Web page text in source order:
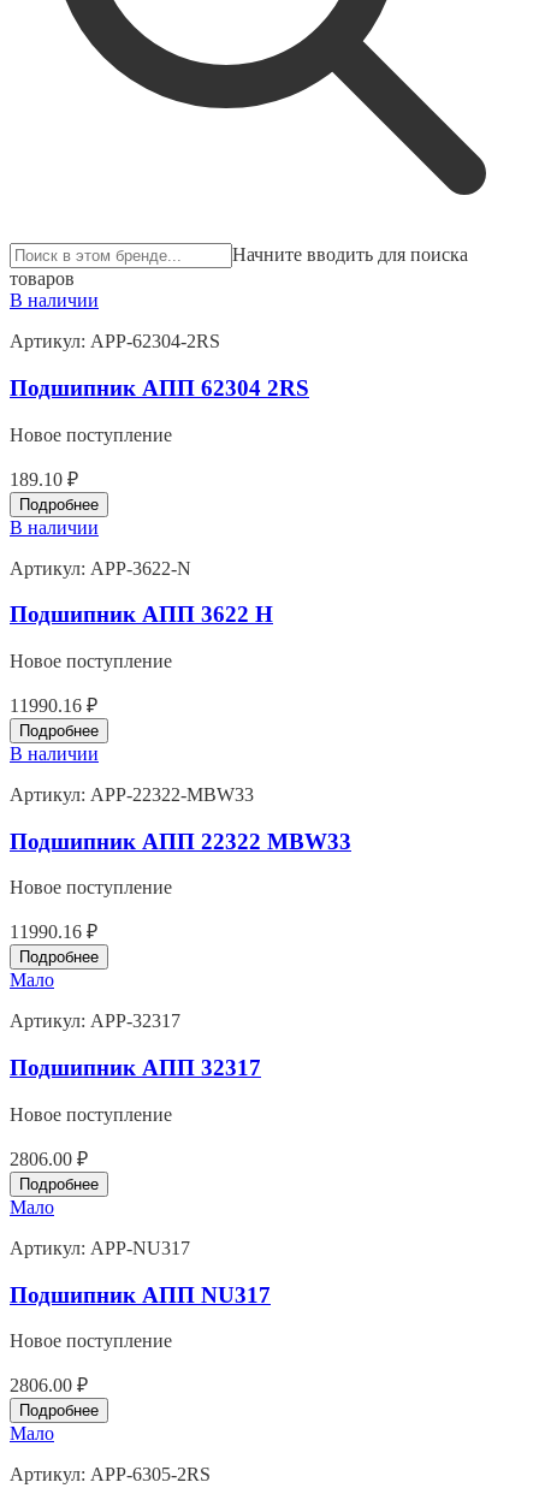
Начните вводить для поиска
товаров
В наличии
Артикул: APP-62304-2RS
Подшипник АПП 62304 2RS
Новое поступление
189.10 ₽
Подробнее
В наличии
Артикул: APP-3622-N
Подшипник АПП 3622 Н
Новое поступление
11990.16 ₽
Подробнее
В наличии
Артикул: APP-22322-MBW33
Подшипник АПП 22322 MBW33
Новое поступление
11990.16 ₽
Подробнее
Мало
Артикул: APP-32317
Подшипник АПП 32317
Новое поступление
2806.00 ₽
Подробнее
Мало
Артикул: APP-NU317
Подшипник АПП NU317
Новое поступление
2806.00 ₽
Подробнее
Мало
Артикул: APP-6305-2RS